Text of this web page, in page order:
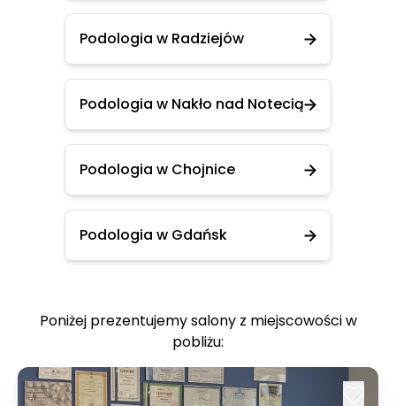
Podologia w Radziejów
Podologia w Nakło nad Notecią
Podologia w Chojnice
Podologia w Gdańsk
Poniżej prezentujemy salony z miejscowości w
pobliżu: